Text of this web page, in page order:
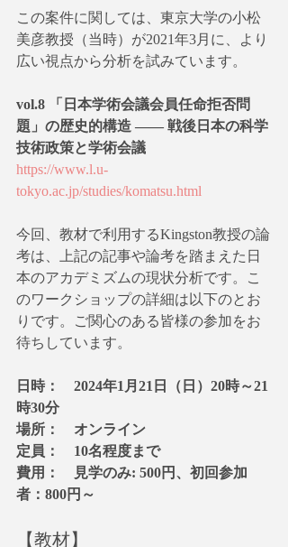
この案件に関しては、東京大学の小松
美彦教授（当時）が2021年3月に、より
広い視点から分析を試みています。
vol.8 「日本学術会議会員任命拒否問
題」の歴史的構造 —— 戦後日本の科学
技術政策と学術会議
https://www.l.u-
tokyo.ac.jp/studies/komatsu.html
今回、教材で利用するKingston教授の論
考は、上記の記事や論考を踏まえた日
本のアカデミズムの現状分析です。こ
のワークショップの詳細は以下のとお
りです。ご関心のある皆様の参加をお
待ちしています。
日時：　2024年1月21日（日）20時～21
時30分
場所：　オンライン
定員：　10名程度まで
費用：　見学のみ: 500円、初回参加
者：800円～
【教材】